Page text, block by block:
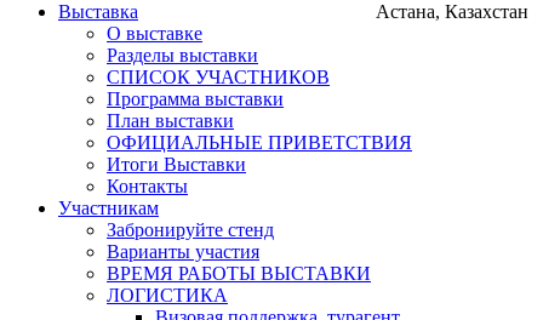
Астана, Казахстан
Выставка
О выставке
Разделы выставки
СПИСОК УЧАСТНИКОВ
Программа выставки
План выставки
ОФИЦИАЛЬНЫЕ ПРИВЕТСТВИЯ
Итоги Выставки
Контакты
Участникам
Забронируйте стенд
Варианты участия
ВРЕМЯ РАБОТЫ ВЫСТАВКИ
ЛОГИСТИКА